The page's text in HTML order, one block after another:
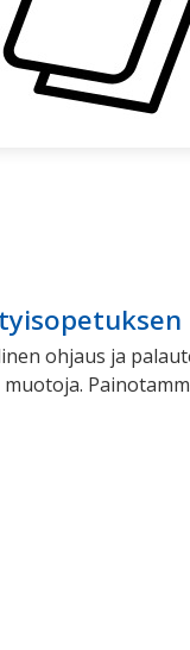
ohjaus ja